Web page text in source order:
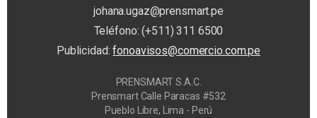
johana.ugaz@prensmart.pe
Teléfono: (+511) 311 6500
Publicidad:fonoavisos@comercio.com.pe
PRENSMART S.A.C.
Prensmart Calle Paracas #532
Pueblo Libre, Lima - Perú